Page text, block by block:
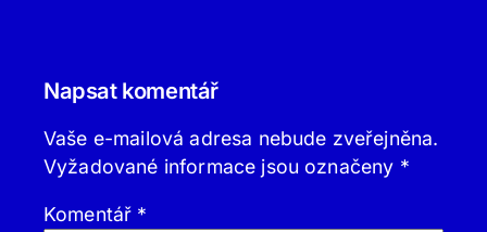
Napsat komentář
Vaše e-mailová adresa nebude zveřejněna.
Vyžadované informace jsou označeny *
Komentář *